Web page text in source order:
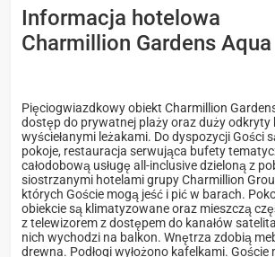
Informacja hotelowa
Charmillion Gardens Aqua Park (ex.
Pięciogwiazdkowy obiekt Charmillion
dostęp do prywatnej plaży oraz duży odkryty
wyściełanymi leżakami. Do dyspozycji Gości
pokoje, restauracja serwująca bufety
całodobową usługę all-inclusive dzieloną z
siostrzanymi hotelami grupy Charmillion
których Goście mogą jeść i pić w barach.
obiekcie są klimatyzowane oraz mieszczą
z telewizorem z dostępem do kanałów
nich wychodzi na balkon. Wnętrza zdobią
drewna. Podłogi wyłożono kafelkami.